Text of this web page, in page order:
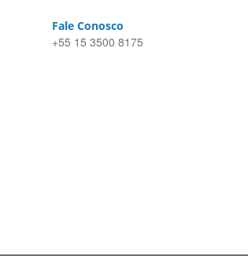
Fale Conosco
+55 15 3500 8175